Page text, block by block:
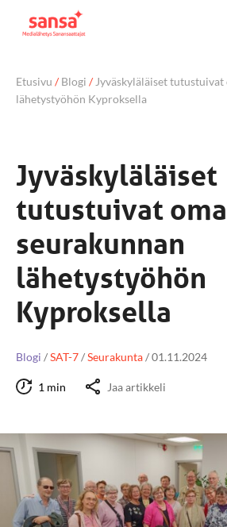
Etusivu /Blogi / Jyväskyläläiset
lähetystyöhön Kyproksella
Jyväskyläläiset
tutustuivat
seurakunnan
lähetystyöhön
Kyproksella
Blogi /SAT-7/Seurakunta/01.11.2024
1 min Jaa artikkeli